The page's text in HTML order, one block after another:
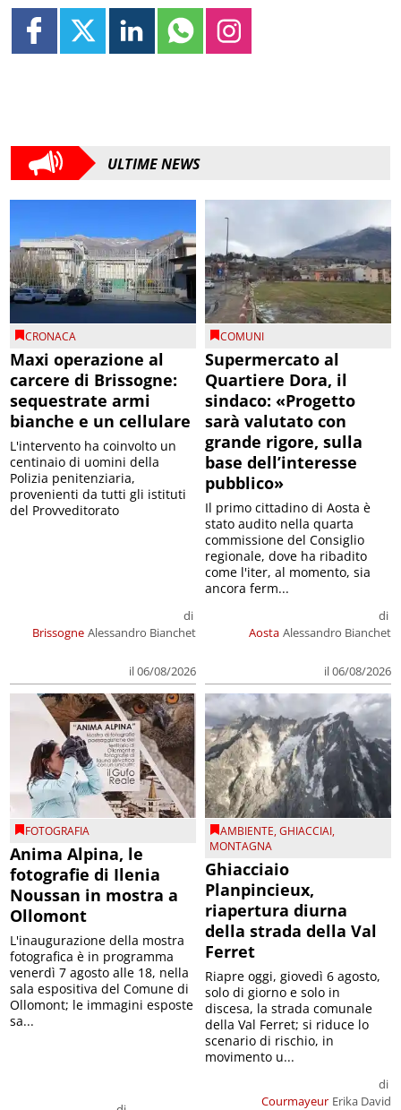
ULTIME NEWS
CRONACA
Maxi operazione al
carcere di Brissogne:
sequestrate armi
bianche e un cellulare
Brissogne
di
Alessandro Bianchet
il 06/08/2026
L'intervento ha coinvolto un
centinaio di uomini della
Polizia penitenziaria,
provenienti da tutti gli istituti
del Provveditorato
COMUNI
Supermercato al
Quartiere Dora, il
sindaco: «Progetto
sarà valutato con
grande rigore, sulla
base dell’interesse
pubblico»
Aosta
di
Alessandro Bianchet
il 06/08/2026
Il primo cittadino di Aosta è
stato audito nella quarta
commissione del Consiglio
regionale, dove ha ribadito
come l'iter, al momento, sia
ancora ferm...
FOTOGRAFIA
Anima Alpina, le
fotografie di Ilenia
Noussan in mostra a
Ollomont
L'inaugurazione della mostra
fotografica è in programma
venerdì 7 agosto alle 18, nella
sala espositiva del Comune di
Ollomont; le immagini esposte
sa...
AMBIENTE,GHIACCIAI,
MONTAGNA
Ghiacciaio
Planpincieux,
riapertura diurna
della strada della Val
Ferret
Courmayeur
di
Erika David
Riapre oggi, giovedì 6 agosto,
solo di giorno e solo in
discesa, la strada comunale
della Val Ferret; si riduce lo
scenario di rischio, in
movimento u...